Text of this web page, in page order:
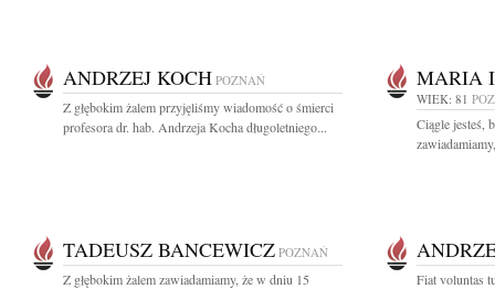
ANDRZEJ KOCH POZNAŃ
Z głębokim żalem przyjęliśmy wiadomość o śmierci
profesora dr. hab. Andrzeja Kocha długoletniego...
MARIA
WIEK: 81
Ciągle jesteś,
TADEUSZ BANCEWICZ POZNAŃ
Z głębokim żalem zawiadamiamy, że w dniu 15
Fiat voluntas